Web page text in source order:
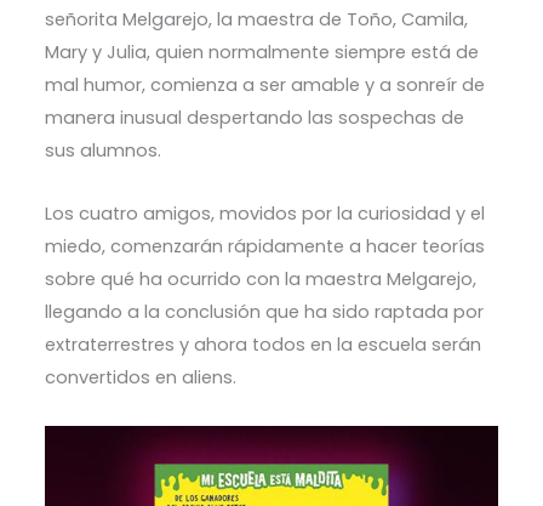
señorita Melgarejo, la maestra de Toño, Camila,
Mary y Julia, quien normalmente siempre está de
mal humor, comienza a ser amable y a sonreír de
manera inusual despertando las sospechas de
sus alumnos.
Los cuatro amigos, movidos por la curiosidad y el
miedo, comenzarán rápidamente a hacer teorías
sobre qué ha ocurrido con la maestra Melgarejo,
llegando a la conclusión que ha sido raptada por
extraterrestres y ahora todos en la escuela serán
convertidos en aliens.